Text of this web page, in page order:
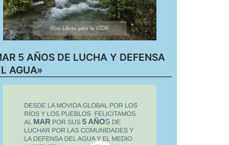
5 AÑOS DE LUCHA Y DEFENSA
AGUA»